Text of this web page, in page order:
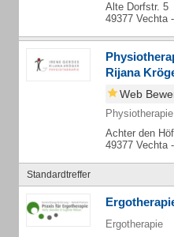
Alte Dorfstr. 5
49377 Vechta
Rijana
Web
Physiotherapie
Achter den
49377 Vechta
Standardtreffer
Ergotherapie